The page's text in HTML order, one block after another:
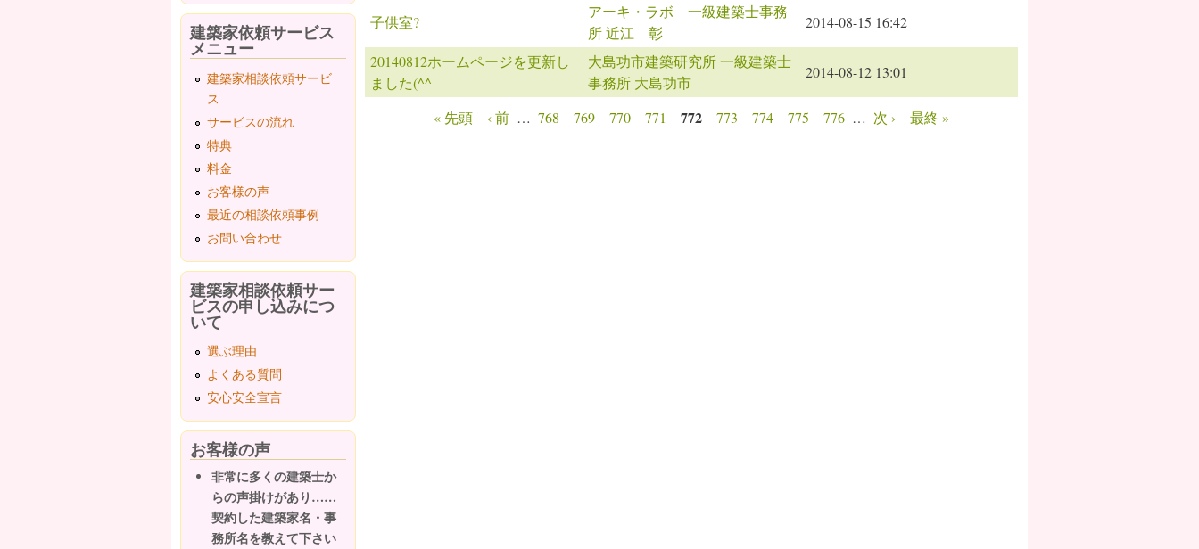
子供室?
アーキ・ラボ 一級建築士事務
所 近江 彰
2014-08-15 16:42
20140812ホームページを更新し
ました(^^ゞ
大島功市建築研究所 一級建築士
事務所 大島功市
2014-08-12 13:01
« 先頭 ‹ 前 … 768 769 770 771 772 773 774 775 776 … 次 › 最終 »
建築家依頼サービス
メニュー
建築家相談依頼サービ
ス
サービスの流れ
特典
料金
お客様の声
最近の相談依頼事例
お問い合わせ
建築家相談依頼サー
ビスの申し込みにつ
いて
選ぶ理由
よくある質問
安心安全宣言
お客様の声
非常に多くの建築士か
らの声掛けがあり……
契約した建築家名・事
務所名を教えて下さい